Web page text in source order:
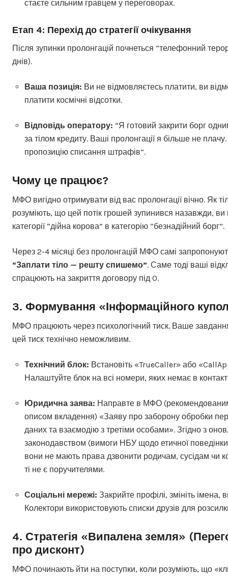
стаєте сильним гравцем у переговорах.
Етап 4: Перехід до стратегії очікування
Після зупинки пролонгацій почнеться “телефонний
днів).
Ваша позиція: Ви не відмовляєтесь платити, ви
платити космічні відсотки.
Відповідь оператору: “Я готовий закрити борг
за тілом кредиту. Ваші пролонгації я більше не
пропозицію списання штрафів”.
Чому це працює?
МФО вигідно отримувати від вас пролонгації вічно. Як
розуміють, що цей потік грошей зупинився назавжди, ви
категорії “дійна корова” в категорію “безнадійний борг”.
Через 2-4 місяці без пролонгацій МФО самі
“Заплати тіло — решту спишемо”. Саме тоді ваші
спрацюють на закриття договору під 0.
3. Формування «Інформаційного
МФО працюють через психологічний тиск. Ваше
цей тиск технічно неможливим.
Технічний блок: Встановіть «TrueCaller» або
Налаштуйте блок на всі номери, яких немає в
Юридична заява: Направте в МФО
описом вкладення) «Заяву про заборону обробки
даних та взаємодію з третіми особами». Згідно з
законодавством (вимоги НБУ щодо етичної поведінки
вони не мають права дзвонити родичам, сусідам чи
ті не є поручителями.
Соціальні мережі: Закрийте профілі, змініть імена,
Колектори використовують списки друзів для
4. Стратегія «Випалена земля»
про дисконт)
МФО починають йти на поступки, коли розуміють, що